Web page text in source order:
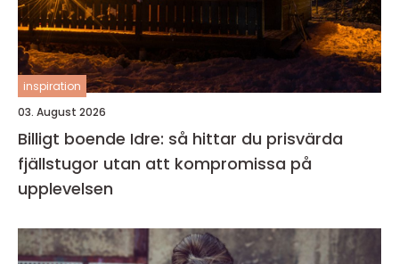
inspiration
03. August 2026
Billigt boende Idre: så hittar du prisvärda
fjällstugor utan att kompromissa på
upplevelsen